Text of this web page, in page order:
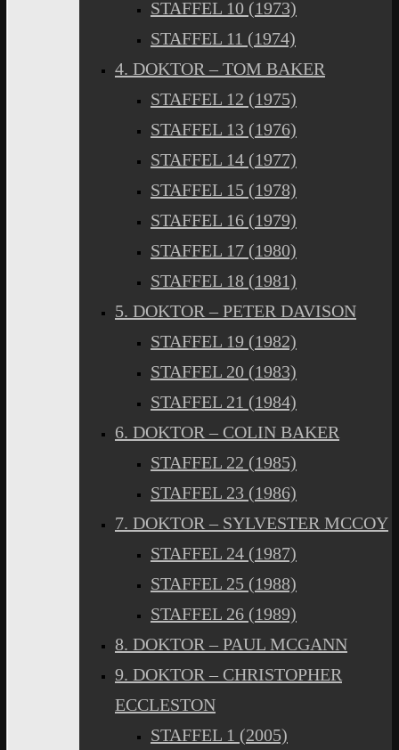
STAFFEL 10 (1973)
STAFFEL 11 (1974)
4. DOKTOR – TOM BAKER
STAFFEL 12 (1975)
STAFFEL 13 (1976)
STAFFEL 14 (1977)
STAFFEL 15 (1978)
STAFFEL 16 (1979)
STAFFEL 17 (1980)
STAFFEL 18 (1981)
5. DOKTOR – PETER DAVISON
STAFFEL 19 (1982)
STAFFEL 20 (1983)
STAFFEL 21 (1984)
6. DOKTOR – COLIN BAKER
STAFFEL 22 (1985)
STAFFEL 23 (1986)
7. DOKTOR – SYLVESTER MCCOY
STAFFEL 24 (1987)
STAFFEL 25 (1988)
STAFFEL 26 (1989)
8. DOKTOR – PAUL MCGANN
9. DOKTOR – CHRISTOPHER
ECCLESTON
STAFFEL 1 (2005)